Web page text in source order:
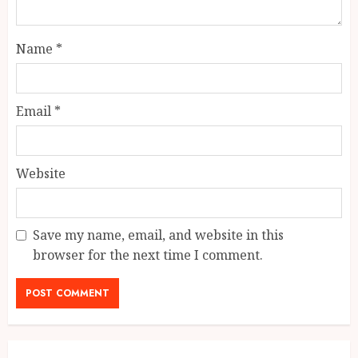
Name *
Email *
Website
Save my name, email, and website in this
browser for the next time I comment.